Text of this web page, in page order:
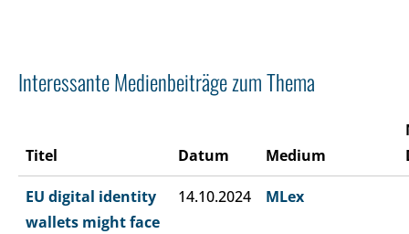
Interessante Medienbeiträge zum Thema
Titel Datum Medium
EU digital identity
wallets might face
14.10.2024 MLex